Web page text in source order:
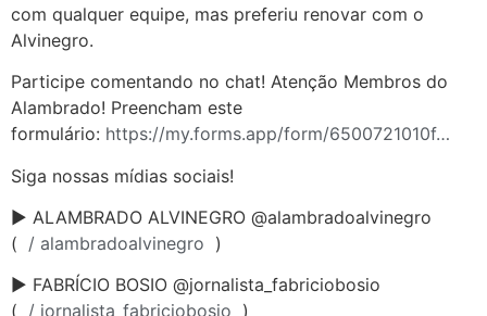
com qualquer equipe, mas preferiu renovar com o
Alvinegro.
Participe comentando no chat! Atenção Membros do
Alambrado! Preencham este
formulário: https://my.forms.app/form/6500721010f…
Siga nossas mídias sociais!
► ALAMBRADO ALVINEGRO @alambradoalvinegro
( / alambradoalvinegro )
► FABRÍCIO BOSIO @jornalista_fabriciobosio
( / jornalista_fabriciobosio )